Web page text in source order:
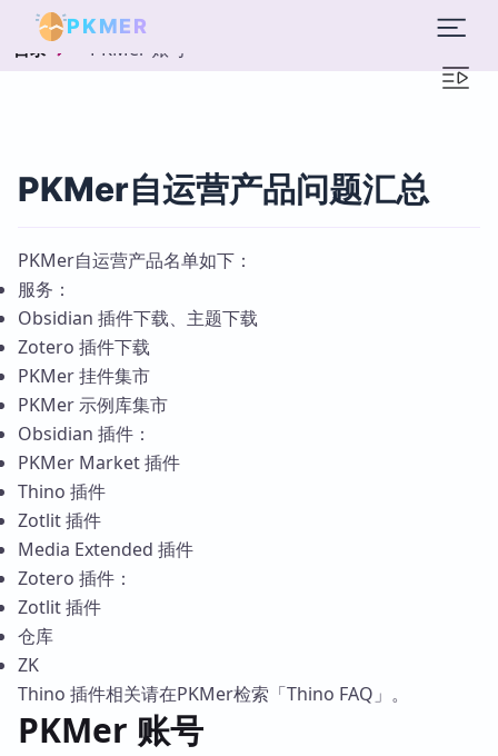
PKMER
目录 PKMer 账号
PKMer自运营产品问题汇总
PKMer自运营产品名单如下：
服务：
Obsidian 插件下载、主题下载
Zotero 插件下载
PKMer 挂件集市
PKMer 示例库集市
Obsidian 插件：
PKMer Market 插件
Thino 插件
Zotlit 插件
Media Extended 插件
Zotero 插件：
Zotlit 插件
仓库
ZK
Thino 插件相关请在PKMer检索「Thino FAQ」。
PKMer 账号